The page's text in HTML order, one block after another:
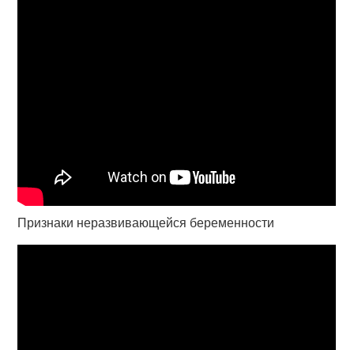
Признаки неразвивающейся беременности